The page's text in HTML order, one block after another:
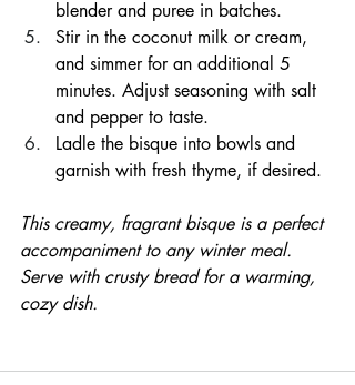
blender and puree in batches.
Stir in the coconut milk or cream,
and simmer for an additional 5
minutes. Adjust seasoning with salt
and pepper to taste.
Ladle the bisque into bowls and
garnish with fresh thyme, if desired.
This creamy, fragrant bisque is a perfect
accompaniment to any winter meal.
Serve with crusty bread for a warming,
cozy dish.